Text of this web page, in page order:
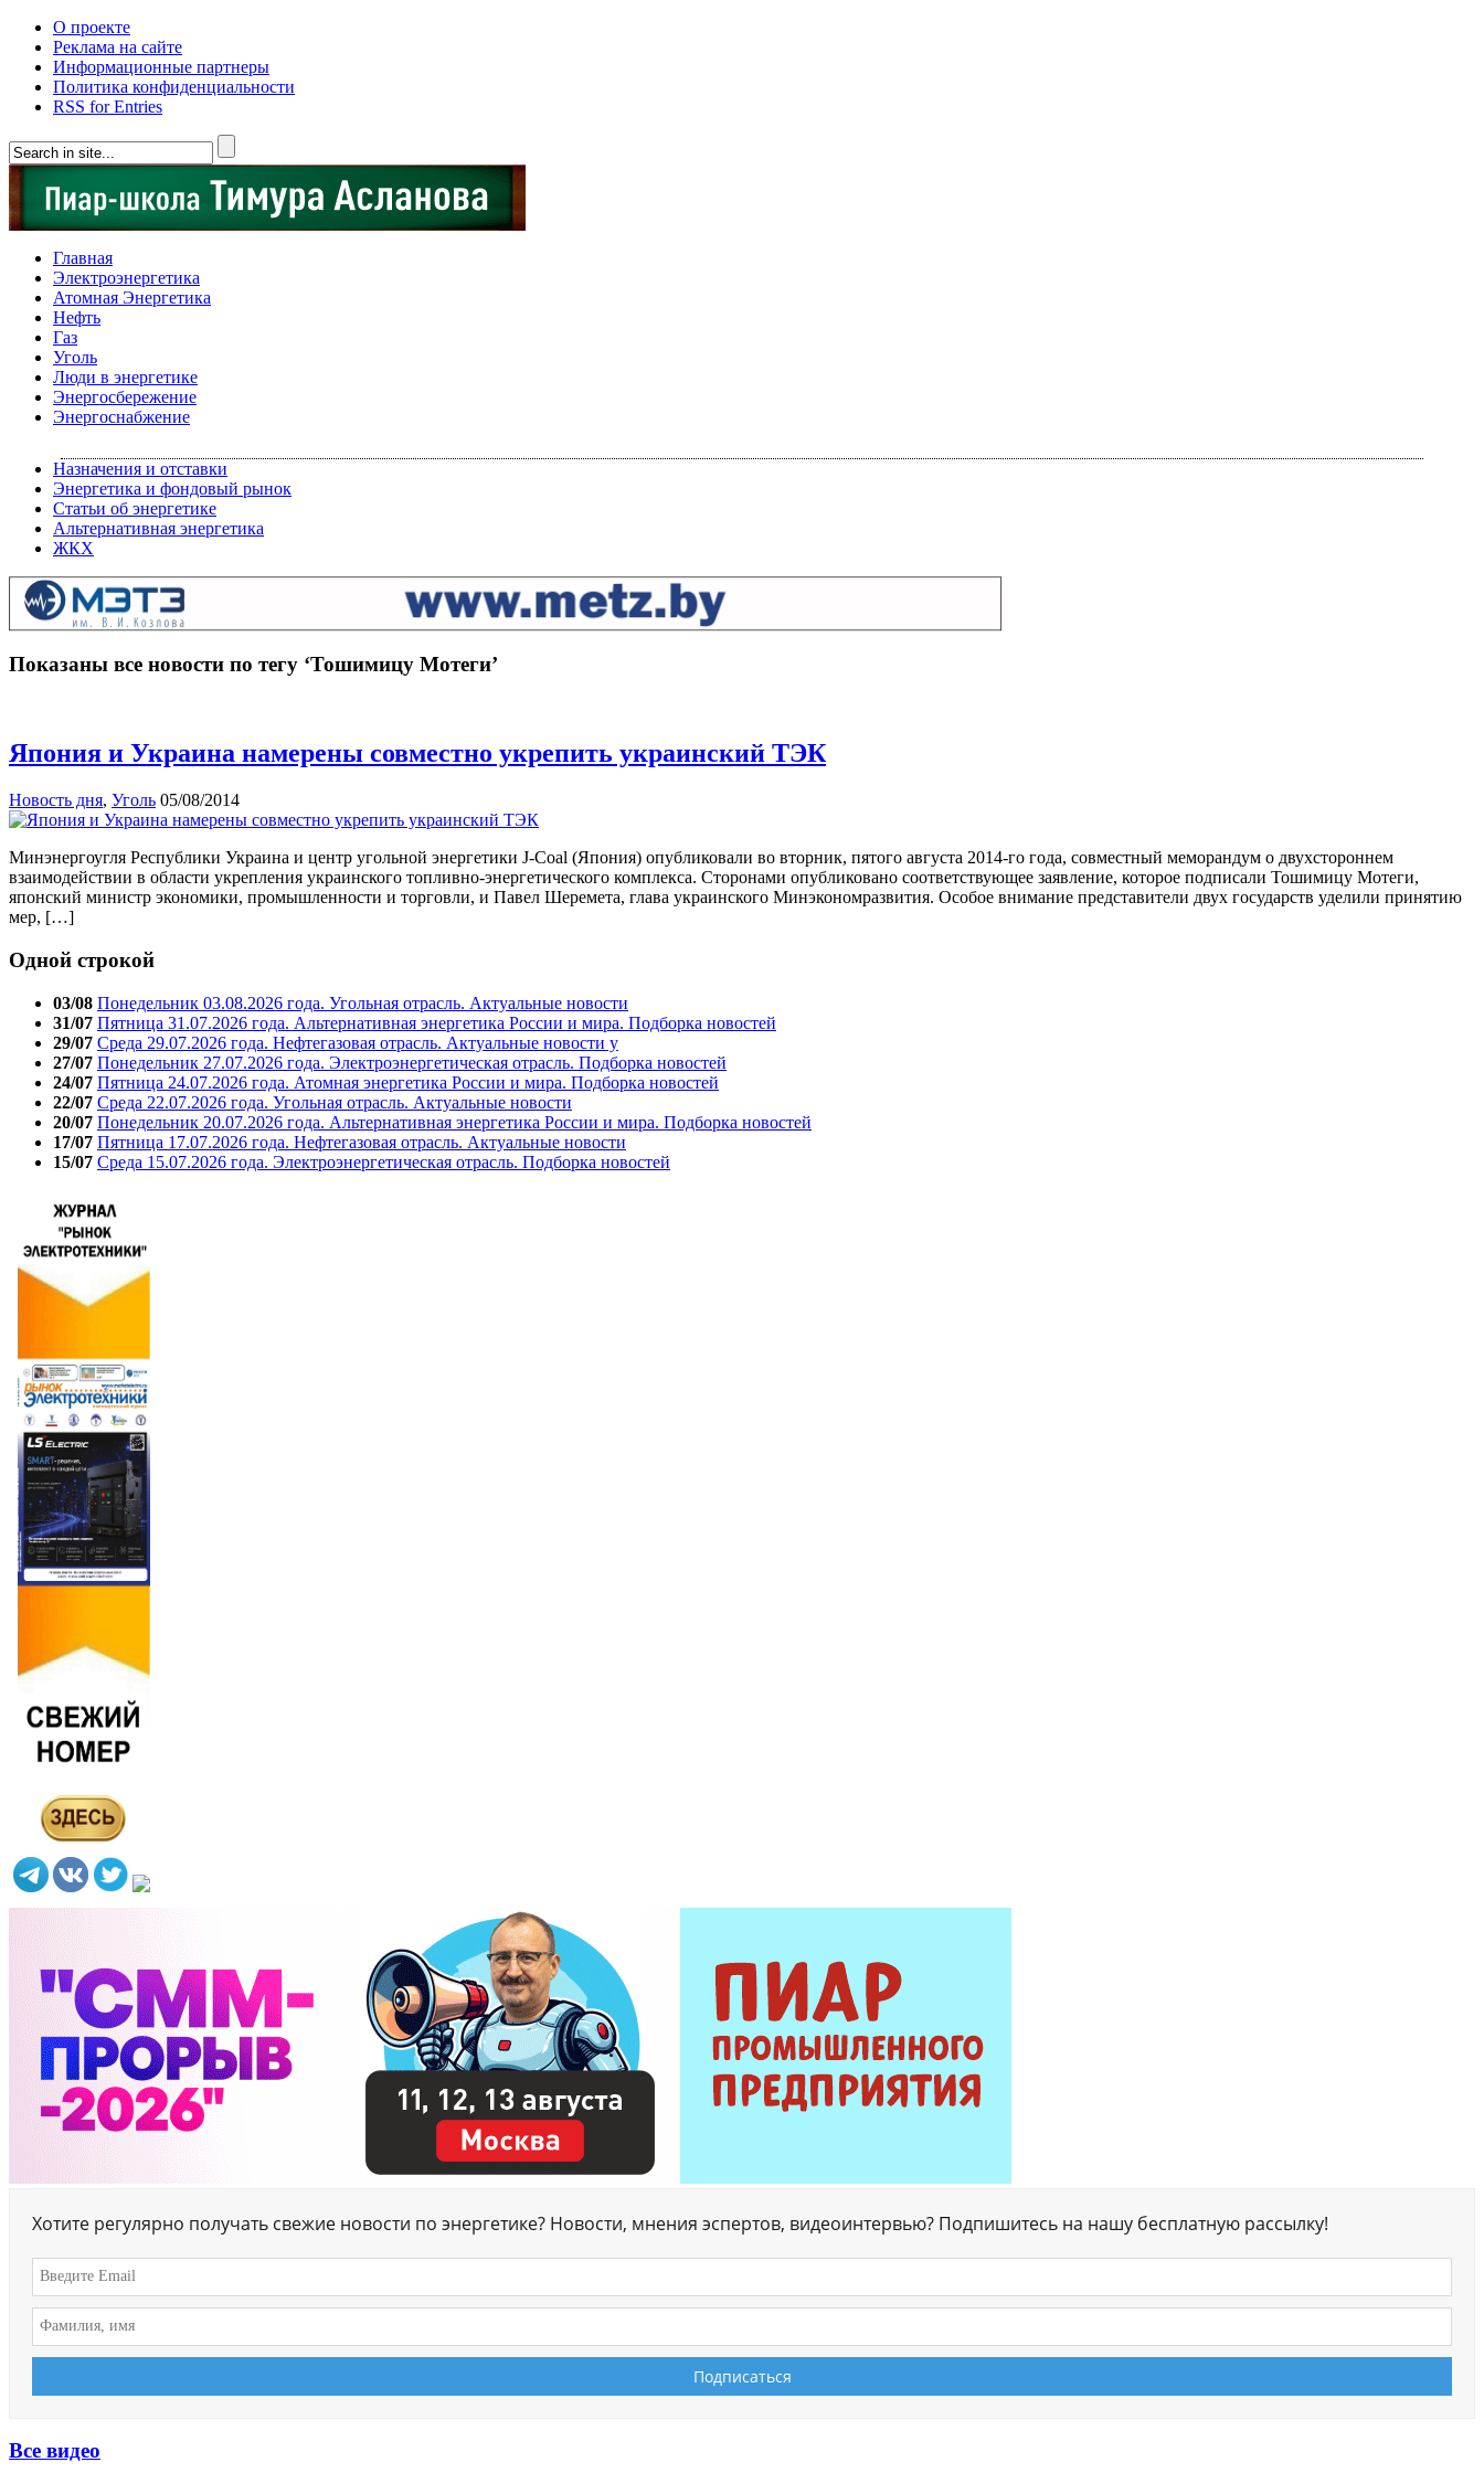
О проекте
Реклама на сайте
Информационные партнеры
Политика конфиденциальности
RSS for Entries
Главная
Электроэнергетика
Атомная Энергетика
Нефть
Газ
Уголь
Люди в энергетике
Энергосбережение
Энергоснабжение
Назначения и отставки
Энергетика и фондовый рынок
Статьи об энергетике
Альтернативная энергетика
ЖКХ
Показаны все новости по тегу ‘Тошимицу Мотеги’
Япония и Украина намерены совместно укрепить украинский ТЭК
Новость дня, Уголь 05/08/2014
Минэнергоугля Республики Украина и центр угольной энергетики J-Coal (Япония) опубликовали во вторник, пятого августа 2014-го года, совместный меморандум о двухстороннем
взаимодействии в области укрепления украинского топливно-энергетического комплекса. Сторонами опубликовано соответствующее заявление, которое подписали Тошимицу Мотеги,
японский министр экономики, промышленности и торговли, и Павел Шеремета, глава украинского Минэкономразвития. Особое внимание представители двух государств уделили принятию
мер, […]
Одной строкой
03/08 Понедельник 03.08.2026 года. Угольная отрасль. Актуальные новости
31/07 Пятница 31.07.2026 года. Альтернативная энергетика России и мира. Подборка новостей
29/07 Среда 29.07.2026 года. Нефтегазовая отрасль. Актуальные новости у
27/07 Понедельник 27.07.2026 года. Электроэнергетическая отрасль. Подборка новостей
24/07 Пятница 24.07.2026 года. Атомная энергетика России и мира. Подборка новостей
22/07 Среда 22.07.2026 года. Угольная отрасль. Актуальные новости
20/07 Понедельник 20.07.2026 года. Альтернативная энергетика России и мира. Подборка новостей
17/07 Пятница 17.07.2026 года. Нефтегазовая отрасль. Актуальные новости
15/07 Среда 15.07.2026 года. Электроэнергетическая отрасль. Подборка новостей
Хотите регулярно получать свежие новости по энергетике? Новости, мнения эспертов, видеоинтервью? Подпишитесь на нашу бесплатную рассылку!
Все видео